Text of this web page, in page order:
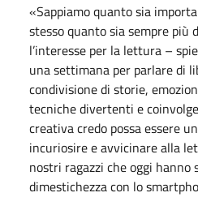
«Sappiamo quanto sia
stesso quanto sia sempre più
l’interesse per la lettura –
una settimana per parlare di
condivisione di storie,
tecniche divertenti e
creativa credo possa essere
incuriosire e avvicinare alla
nostri ragazzi che oggi hanno
dimestichezza con lo